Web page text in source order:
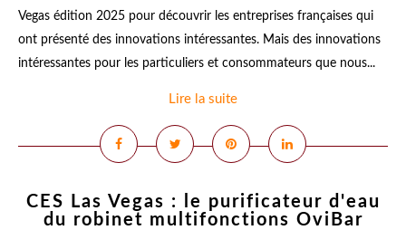
Vegas édition 2025 pour découvrir les entreprises françaises qui
ont présenté des innovations intéressantes. Mais des innovations
intéressantes pour les particuliers et consommateurs que nous...
Lire la suite
CES Las Vegas : le purificateur d'eau
du robinet multifonctions OviBar